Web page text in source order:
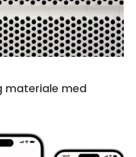
materiale med